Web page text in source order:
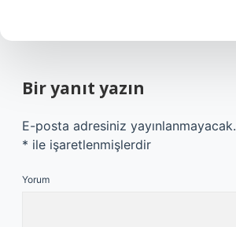
Bir yanıt yazın
E-posta adresiniz yayınlanmayacak.
* ile işaretlenmişlerdir
Yorum